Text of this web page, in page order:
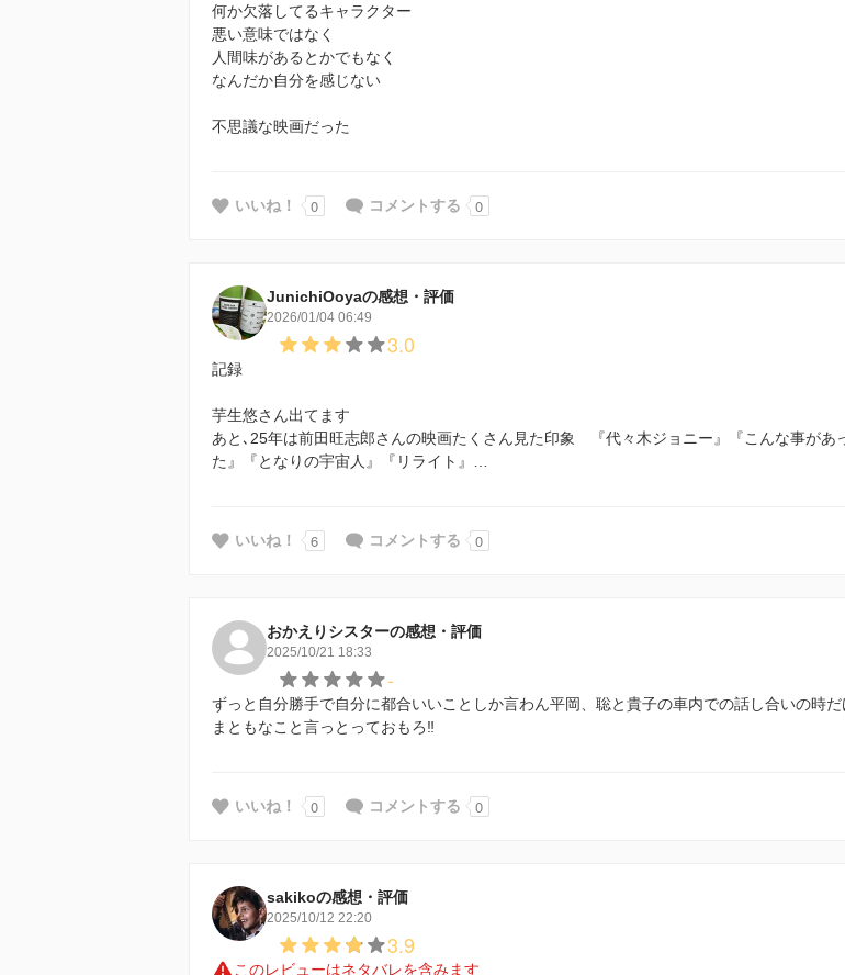
何か欠落してるキャラクター
悪い意味ではなく
人間味があるとかでもなく
なんだか自分を感じない
不思議な映画だった
いいね！ 0 コメントする 0
JunichiOoyaの感想・評価
2026/01/04 06:49
3.0
記録
芋生悠さん出てます
あと､25年は前田旺志郎さんの映画たくさん見た印象 『代々木ジョニー』『こんな事があ
た』『となりの宇宙人』『リライト』…
いいね！ 6 コメントする 0
おかえりシスターの感想・評価
2025/10/21 18:33
-
ずっと自分勝手で自分に都合いいことしか言わん平岡、聡と貴子の車内での話し合いの時だ
まともなこと言っとっておもろ‼️
いいね！ 0 コメントする 0
sakikoの感想・評価
2025/10/12 22:20
3.9
このレビューはネタバレを含みます